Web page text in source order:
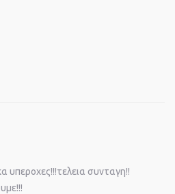
υπεροχες!!!τελεια συνταγη!!